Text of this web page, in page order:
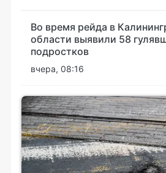
Во время рейда в
области выявили 58
подростков
вчера, 08:16